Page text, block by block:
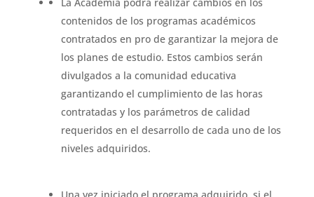
contenidos de los programas académicos
contratados en pro de garantizar la mejora de
los planes de estudio. Estos cambios serán
divulgados a la comunidad educativa
garantizando el cumplimiento de las horas
contratadas y los parámetros de calidad
requeridos en el desarrollo de cada uno de los
niveles adquiridos.